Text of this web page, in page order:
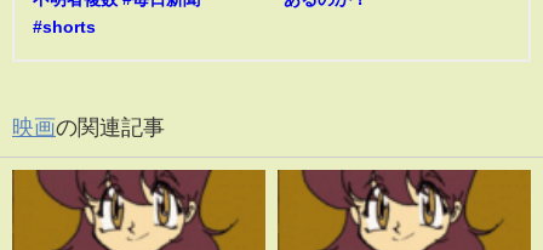
#shorts
映画の関連記事